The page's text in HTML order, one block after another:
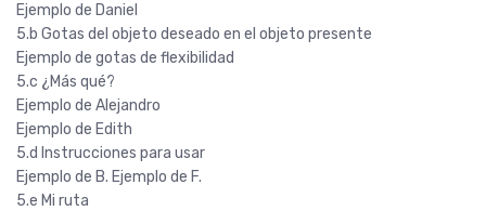
Ejemplo de Daniel
5.b Gotas del objeto deseado en el objeto presente
Ejemplo de gotas de flexibilidad
5.c ¿Más qué?
Ejemplo de Alejandro
Ejemplo de Edith
5.d Instrucciones para usar
Ejemplo de B. Ejemplo de F.
5.e Mi ruta